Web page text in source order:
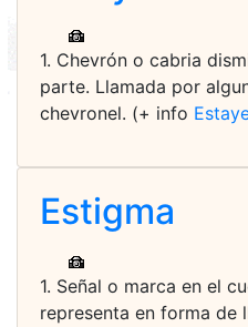
1. Chevrón o cabria
parte. Llamada por
chevronel. (+ info
Estigma
1. Señal o marca en el
representa en forma de